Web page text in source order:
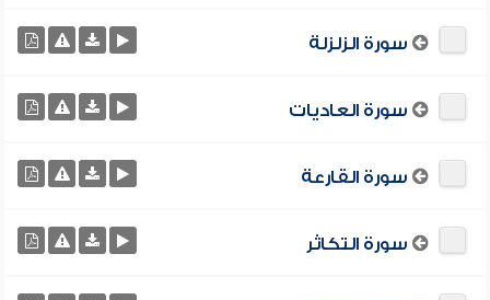
سورة الزلزلة
سورة العاديات
سورة القارعة
سورة التكاثر